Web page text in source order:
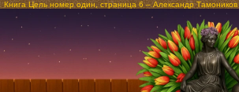
Книга Цель номер один, страница 6 – Александр Тамоников